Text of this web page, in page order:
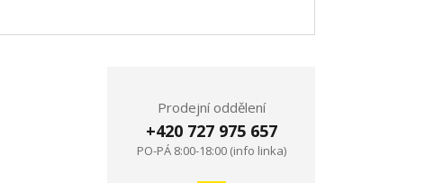
Prodejní oddělení
+420 727 975 657
PO-PÁ 8:00-18:00 (info linka)